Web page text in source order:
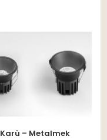
Karù – Metalmek